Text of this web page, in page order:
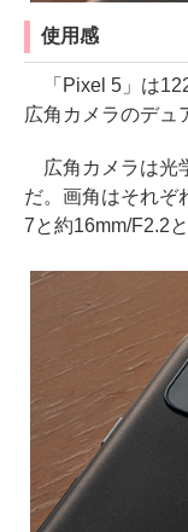
使用感
「Pixel 5」は
広角カメラのデュ
広角カメラは光
だ。画角はそれぞ
7と約16mm/F2.2と